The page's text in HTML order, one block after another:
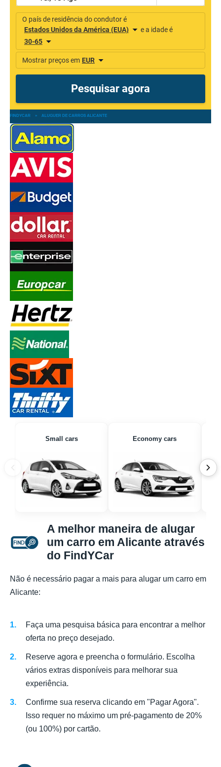
FINDYCAR » ALUGUER DE CARROS ALICANTE
Small cars Economy cars
A melhor maneira de alugar
um carro em Alicante através
do FindYCar
Não é necessário pagar a mais para alugar um carro em
Alicante:
Faça uma pesquisa básica para encontrar a melhor
oferta no preço desejado.
Reserve agora e preencha o formulário. Escolha
vários extras disponíveis para melhorar sua
experiência.
Confirme sua reserva clicando em "Pagar Agora".
Isso requer no máximo um pré-pagamento de 20%
(ou 100%) por cartão.